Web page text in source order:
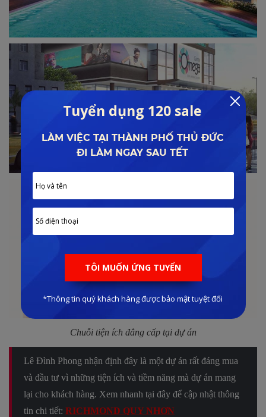
Chuỗi tiện ích đẳng cấp tại dự án
Lê Đình Phong nhận định đây là một dự án rất đáng mua
và đầu tư vì những tiện ích và tiềm năng mà dự án mang
lại cho khách hàng. Xem nhanh tại đây để cập nhật thông
tin chi tiết: RICHMOND QUY NHƠN